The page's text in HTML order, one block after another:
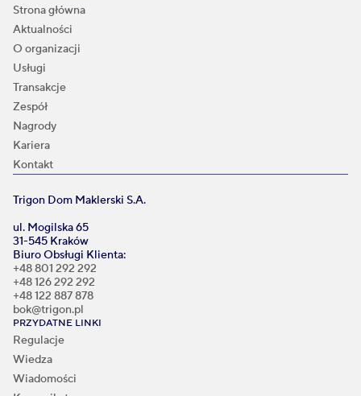
Strona główna
Aktualności
O organizacji
Usługi
Transakcje
Zespół
Nagrody
Kariera
Kontakt
Trigon Dom Maklerski S.A.
ul. Mogilska 65
31-545 Kraków
Biuro Obsługi Klienta:
+48 801 292 292
+48 126 292 292
+48 122 887 878
bok@trigon.pl
PRZYDATNE LINKI
Regulacje
Wiedza
Wiadomości